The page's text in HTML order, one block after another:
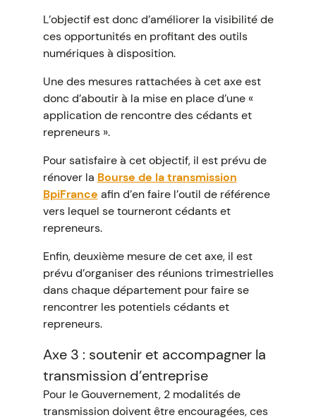
L’objectif est donc d’améliorer la visibilité de
ces opportunités en profitant des outils
numériques à disposition.
Une des mesures rattachées à cet axe est
donc d’aboutir à la mise en place d’une «
application de rencontre des cédants et
repreneurs ».
Pour satisfaire à cet objectif, il est prévu de
rénover la Bourse de la transmission
BpiFrance afin d’en faire l’outil de référence
vers lequel se tourneront cédants et
repreneurs.
Enfin, deuxième mesure de cet axe, il est
prévu d’organiser des réunions trimestrielles
dans chaque département pour faire se
rencontrer les potentiels cédants et
repreneurs.
Axe 3 : soutenir et accompagner la
transmission d’entreprise
Pour le Gouvernement, 2 modalités de
transmission doivent être encouragées, ces